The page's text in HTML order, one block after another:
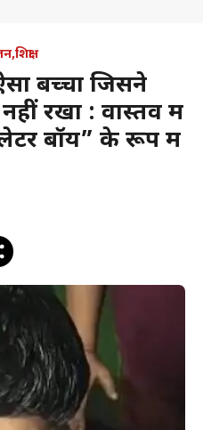
,शिक्षा
बच्चा जिसने
रखा : वास्तव में
बॉय” के रूप में